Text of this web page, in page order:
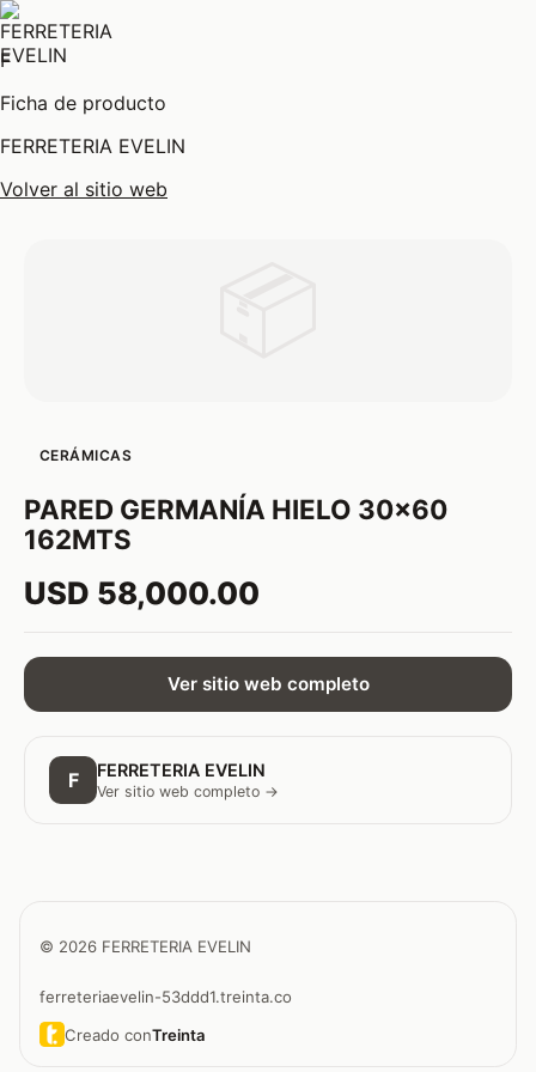
F
Ficha de producto
FERRETERIA EVELIN
Volver al sitio web
CERÁMICAS
PARED GERMANÍA HIELO 30x60
162MTS
USD 58,000.00
Ver sitio web completo
F FERRETERIA EVELIN
Ver sitio web completo →
© 2026 FERRETERIA EVELIN
ferreteriaevelin-53ddd1.treinta.co
Creado conTreinta